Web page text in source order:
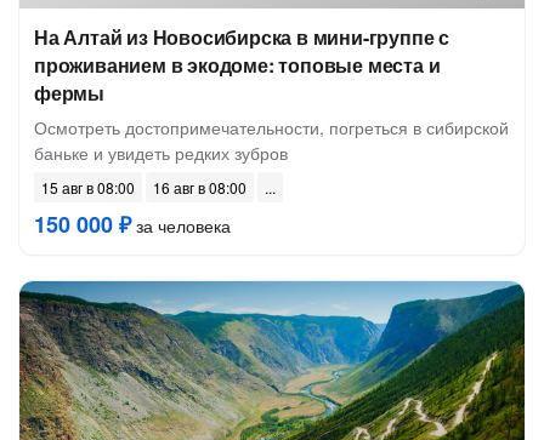
На Алтай из Новосибирска в мини-группе с
проживанием в экодоме: топовые места и
фермы
Осмотреть достопримечательности, погреться в сибирской
баньке и увидеть редких зубров
15 авг в 08:00 16 авг в 08:00
150 000 ₽за человека